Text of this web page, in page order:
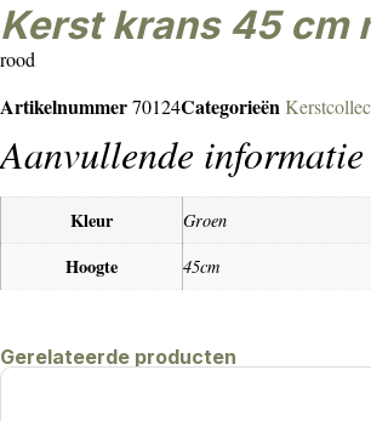
Kerst krans 45
rood
Artikelnummer70124Categorieën
Aanvullende informatie
Kleur Groen
Hoogte 45cm
Gerelateerde producten